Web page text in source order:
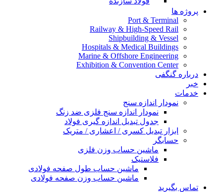
پروژه ها
Port & Terminal
Railway & High-Speed Rail
Shipbuilding & Vessel
Hospitals & Medical Buildings
Marine & Offshore Engineering
Exhibition & Convention Center
درباره گنگفی
خبر
خدمات
نمودار اندازه سنج
نمودار اندازه سنج فلزی ضد زنگ
جدول تبدیل اندازه گیری فولاد
ابزار تبدیل کسری / اعشاری / متریک
حسابگر
ماشین حساب وزن فلزی
فلاستیک
ماشین حساب طول صفحه فولادی
ماشین حساب وزن صفحه فولادی
تماس بگیرید